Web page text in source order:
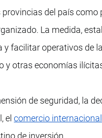
del país
La medida,
y facilitar operativos de
y otras economías
de seguridad, la
elcomercio internacional
de inversión.